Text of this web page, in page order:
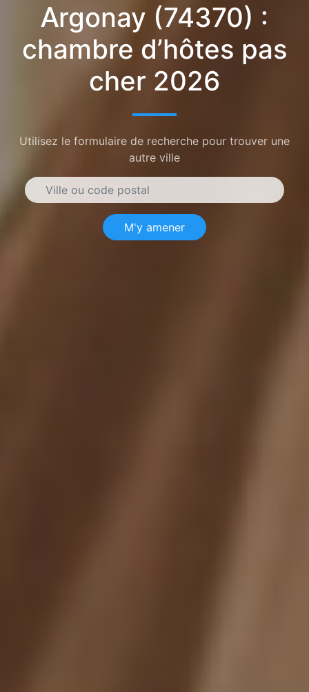
Argonay (74370) :
chambre d’hôtes pas
cher 2026
Utilisez le formulaire de recherche pour trouver une
autre ville
M'y amener